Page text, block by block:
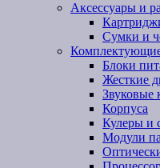
Аксессуары и
Сумки и
Блоки
Жесткие
Звуковые
Корпуса
Кулеры и
Модули